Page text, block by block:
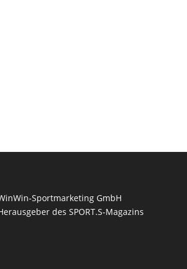
Sportmarketing GmbH
des SPORT.S-Magazins